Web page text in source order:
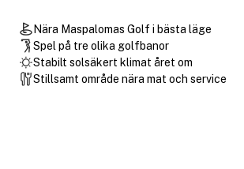
Nära Maspalomas Golf i bästa läge
Spel på tre olika golfbanor
Stabilt solsäkert klimat året om
Stillsamt område nära mat och service